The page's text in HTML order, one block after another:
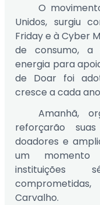
O
Unidos, surgiu
Friday e à Cyber
de consumo, a
energia para
de Doar foi
cresce a cada
Amanhã,
reforçarão
doadores e
um momento
instituições
Carvalho.